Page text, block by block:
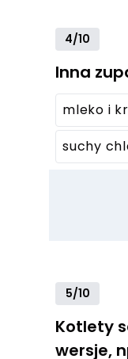
4/10
Inna
mleko i
suchy
5/10
Kotlety
wersje,